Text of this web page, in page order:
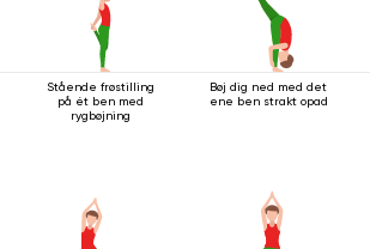
Stående frøstilling
på ét ben med
rygbøjning
Bøj dig ned med det
ene ben strakt opad